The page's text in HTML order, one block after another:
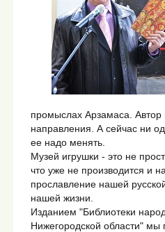
промыслах Арзамаса. Автор
направления. А сейчас ни
ее надо менять.
Музей игрушки - это не
что уже не производится и
прославление нашей
нашей жизни.
Изданием "Библиотеки
Нижегородской области"